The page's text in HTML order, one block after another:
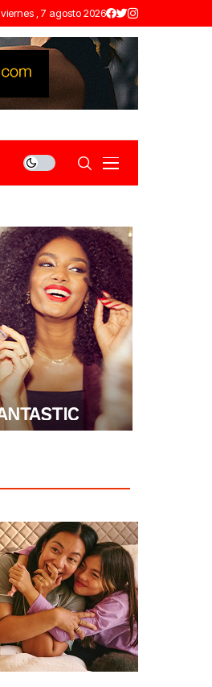
viernes , 7 agosto 2026